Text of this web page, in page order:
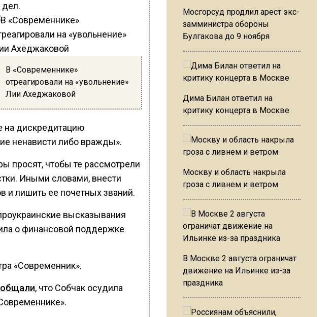
дел.
В «Современнике»
отреагировали на «увольнение»
Лии Ахеджаковой
на дискредитацию
ненависти либо вражды».
просят, чтобы те рассмотрели
Иными словами, внести
и лишить ее почетных званий.
высказывания
о финансовой поддержке
«Современник».
, что Собчак осудила
Мосгорсуд продлил арест экс-
замминистра обороны
Булгакова до 9 ноября
Дима Билан ответил на
критику концерта в Москве
Москву и область накрыла
гроза с ливнем и ветром
В Москве 2 августа ограничат
движение на Ильинке из-за
праздника